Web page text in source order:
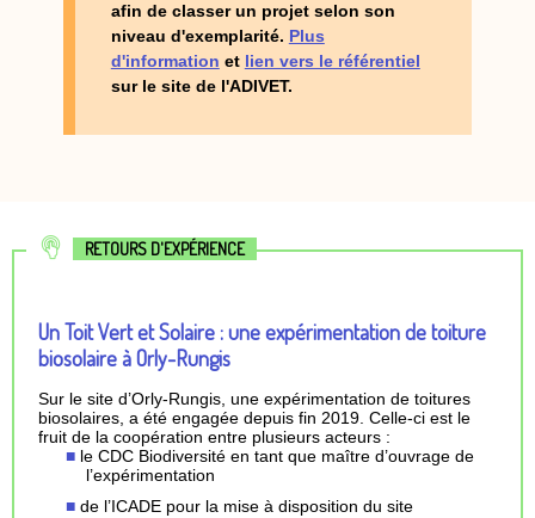
afin de classer un projet selon son
niveau d'exemplarité. Plus
d'information et lien vers le référentiel
sur le site de l'ADIVET.
RETOURS D'EXPÉRIENCE
Un Toit Vert et Solaire : une expérimentation de toiture
biosolaire à Orly-Rungis
Sur le site d’Orly-Rungis, une expérimentation de toitures
biosolaires, a été engagée depuis fin 2019. Celle-ci est le
fruit de la coopération entre plusieurs acteurs :
le CDC Biodiversité en tant que maître d’ouvrage de
l’expérimentation
de l’ICADE pour la mise à disposition du site